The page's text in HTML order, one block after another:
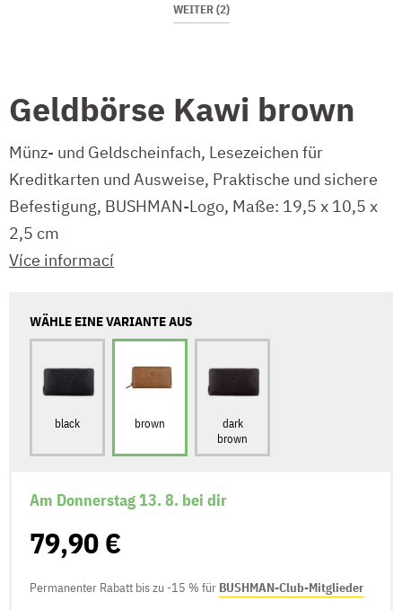
WEITER (2)
Geldbörse Kawi brown
Münz- und Geldscheinfach, Lesezeichen für
Kreditkarten und Ausweise, Praktische und sichere
Befestigung, BUSHMAN-Logo, Maße: 19,5 x 10,5 x
2,5 cm
Více informací
WÄHLE EINE VARIANTE AUS
black brown
dark
brown
Am Donnerstag 13. 8. bei dir
79,90 €
Permanenter Rabatt bis zu -15 % für BUSHMAN-Club-Mitglieder